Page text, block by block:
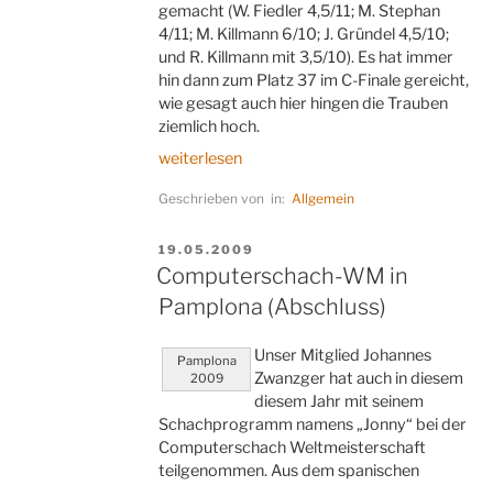
gemacht (W. Fiedler 4,5/11; M. Stephan
4/11; M. Killmann 6/10; J. Gründel 4,5/10;
und R. Killmann mit 3,5/10). Es hat immer
hin dann zum Platz 37 im C-Finale gereicht,
wie gesagt auch hier hingen die Trauben
ziemlich hoch.
„Knapp
ifiziert,
Forchheimer
in
Tirol“
weiterlesen
Geschrieben von in: Allgemein
VERÖFFENTLICHT
AM
19.05.2009
Computerschach-WM in
Pamplona (Abschluss)
Pamplona
2009
Unser Mitglied Johannes
Zwanzger hat auch in diesem
diesem Jahr mit seinem
Schachprogramm namens „Jonny“ bei der
Computerschach Weltmeisterschaft
teilgenommen. Aus dem spanischen